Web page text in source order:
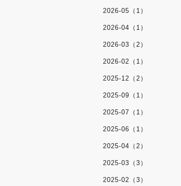
2026-05（1）
2026-04（1）
2026-03（2）
2026-02（1）
2025-12（2）
2025-09（1）
2025-07（1）
2025-06（1）
2025-04（2）
2025-03（3）
2025-02（3）